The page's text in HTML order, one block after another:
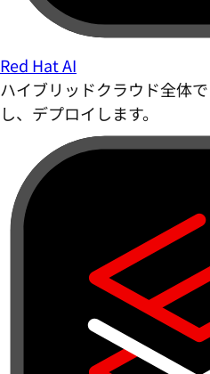
Red Hat AI
ハイブリッドクラウド全体
し、デプロイします。